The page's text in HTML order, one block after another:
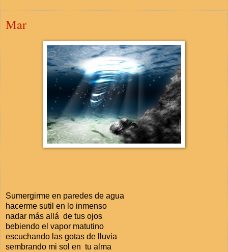
Mar
Sumergirme en paredes de agua
hacerme sutil en lo inmenso
nadar más allá de tus ojos
bebiendo el vapor matutino
escuchando las gotas de lluvia
sembrando mi sol en tu alma